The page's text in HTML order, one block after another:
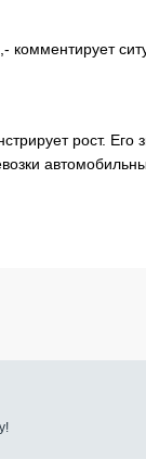
комментирует
рост. Его